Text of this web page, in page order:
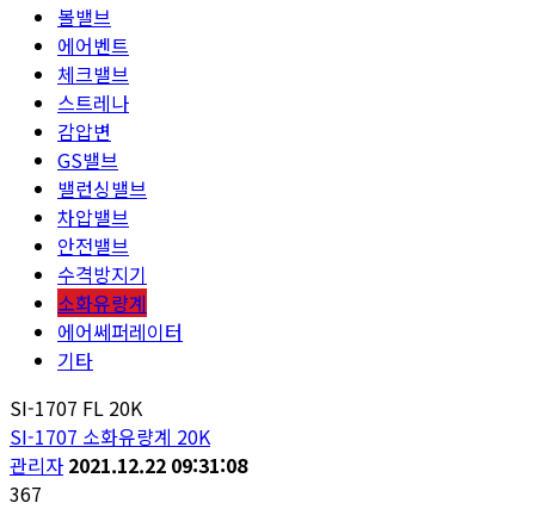
볼밸브
에어벤트
체크밸브
스트레나
감압변
GS밸브
밸런싱밸브
차압밸브
안전밸브
수격방지기
소화유량계
에어쎄퍼레이터
기타
SI-1707 FL 20K
SI-1707 소화유량계 20K
관리자 2021.12.22 09:31:08
367